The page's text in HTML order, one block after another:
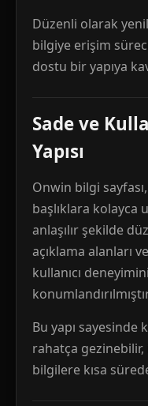
Düzenli olarak
bilgiye erişim
dostu bir yapıya
Sade ve
Yapısı
Onwin bilgi
başlıklara kolayca
anlaşılır şekilde
açıklama alanları
kullanıcı
Bu yapı sayesinde
rahatça
bilgilere kısa